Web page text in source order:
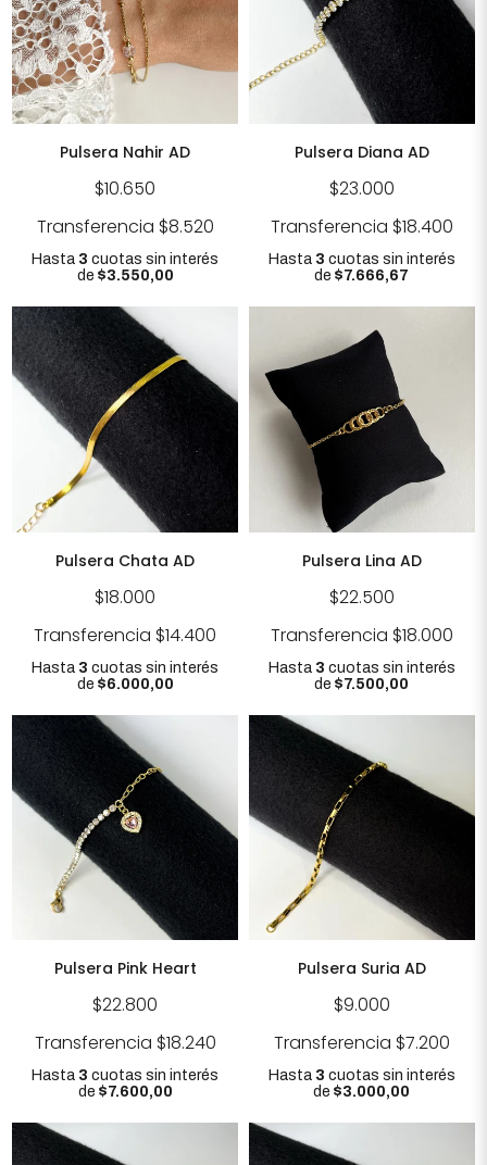
Pulsera Nahir AD
$10.650
Transferencia $8.520
Hasta 3 cuotas sin interés
de $3.550,00
Pulsera Diana AD
$23.000
Transferencia $18.400
Hasta 3 cuotas sin interés
de$7.666,67
Pulsera Chata AD
$18.000
Transferencia $14.400
Hasta 3 cuotas sin interés
de $6.000,00
Pulsera Lina AD
$22.500
Transferencia $18.000
Hasta 3 cuotas sin interés
de$7.500,00
Pulsera Pink Heart
$22.800
Transferencia $18.240
Hasta 3 cuotas sin interés
de $7.600,00
Pulsera Suria AD
$9.000
Transferencia $7.200
Hasta 3 cuotas sin interés
de$3.000,00